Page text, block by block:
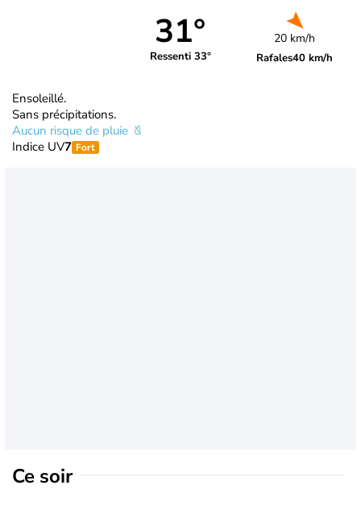
31°
Ressenti 33°
20 km/h
Rafales40 km/h
Ensoleillé.
Sans précipitations.
Aucun risque de pluie
Indice UV7 Fort
Ce soir